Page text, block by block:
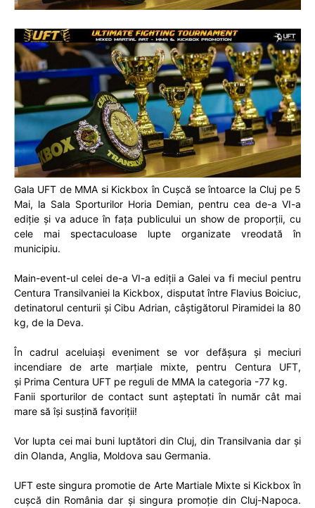
Gala UFT de MMA si Kickbox în Cușcă se întoarce la Cluj pe 5
Mai, la Sala Sporturilor Horia Demian, pentru cea de-a VI-a
ediție și va aduce în fața publicului un show de proporții, cu
cele mai spectaculoase lupte organizate vreodată în
municipiu.
Main-event-ul celei de-a VI-a ediții a Galei va fi meciul pentru
Centura Transilvaniei la Kickbox, disputat între Flavius Boiciuc,
detinatorul centurii și Cibu Adrian, câștigătorul Piramidei la 80
kg, de la Deva.
În cadrul aceluiași eveniment se vor defășura și meciuri
incendiare de arte marțiale mixte, pentru Centura UFT,
și Prima Centura UFT pe reguli de MMA la categoria -77 kg.
Fanii sporturilor de contact sunt așteptati în număr cât mai
mare să își susțină favoriții!
Vor lupta cei mai buni luptători din Cluj, din Transilvania dar și
din Olanda, Anglia, Moldova sau Germania.
UFT este singura promotie de Arte Martiale Mixte si Kickbox în
cușcă din România dar și singura promoție din Cluj-Napoca.